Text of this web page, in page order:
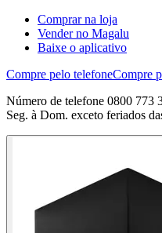
Comprar na loja
Vender no Magalu
Baixe o aplicativo
Compre pelo telefoneCompre
Número de telefone 0800 773
Seg. à Dom. exceto feriados